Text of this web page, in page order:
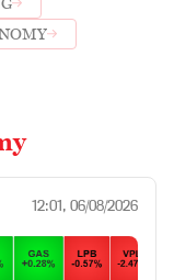
12:01, 06/08/2026